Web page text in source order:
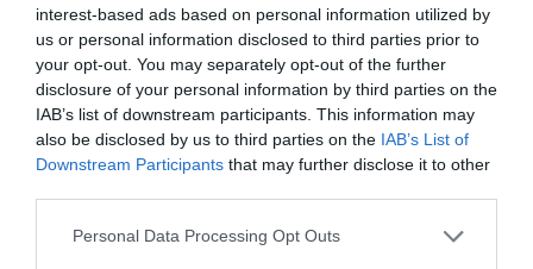
interest-based ads based on personal information utilized by
us or personal information disclosed to third parties prior to
your opt-out. You may separately opt-out of the further
disclosure of your personal information by third parties on the
IAB’s list of downstream participants. This information may
also be disclosed by us to third parties on the IAB’s List of
Downstream Participants that may further disclose it to other
Please note that this website/app uses one or more Google
Personal Data Processing Opt Outs
08.08.2026 | 09:02